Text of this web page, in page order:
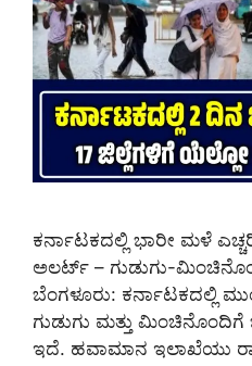
ಕರ್ನಾಟಕದಲ್ಲಿ ಭಾರೀ ಮಳೆ
ಅಲರ್ಟ್ – ಗುಡುಗು-
ಬೆಂಗಳೂರು: ಕರ್ನಾಟಕದಲ್ಲಿ
ಗುಡುಗು ಮತ್ತು
ಇದೆ. ಹವಾಮಾನ ಇಲಾಖೆಯು